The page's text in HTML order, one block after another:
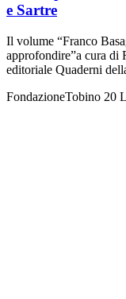
e Sartre
Il volume “Franco
approfondire”a cura di
editoriale Quaderni
FondazioneTobino 20